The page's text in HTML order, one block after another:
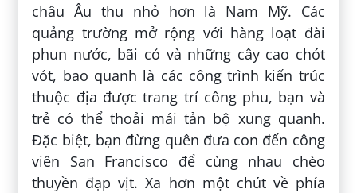
châu Âu thu nhỏ hơn là Nam Mỹ. Các
quảng trường mở rộng với hàng loạt đài
phun nước, bãi cỏ và những cây cao chót
vót, bao quanh là các công trình kiến trúc
thuộc địa được trang trí công phu, bạn và
trẻ có thể thoải mái tản bộ xung quanh.
Đặc biệt, bạn đừng quên đưa con đến công
viên San Francisco để cùng nhau chèo
thuyền đạp vịt. Xa hơn một chút về phía